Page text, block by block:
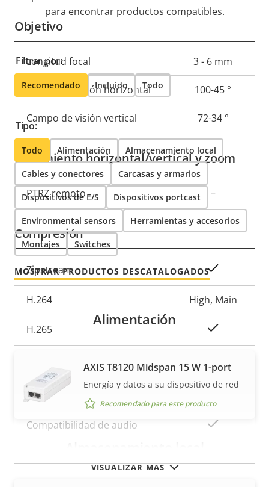
Objetivo
Descripción
de
propiedad
la
propiedad
Longitud focal 3 - 6 mm
Campo de visión horizontal 100-45 °
Campo de visión vertical 72-34 °
Movimiento horizontal/vertical y zoom
Descripción
de
propiedad
Valor de
la
propiedad
PTRZ remoto –
Compresión
Descripción
de
propiedad
Valor de
la
Zipstream
H.264 High, Main
H.265
Audio
Descripción
Valor de
Compatibilidad de audio
para encontrar productos compatibles.
Filtrar por:
Recomendado Incluido Todo
Tipo:
Todo Alimentación Almacenamiento local
Cables y conectores Carcasas y armarios
Dispositivos de E/S Dispositivos portcast
Environmental sensors Herramientas y accesorios
Montajes Switches
MOSTRAR PRODUCTOS DESCATALOGADOS
VISUALIZAR MÁS
Alimentación
AXIS T8120 Midspan 15 W 1-port
Energía y datos a su dispositivo de red
Recomendado para este producto